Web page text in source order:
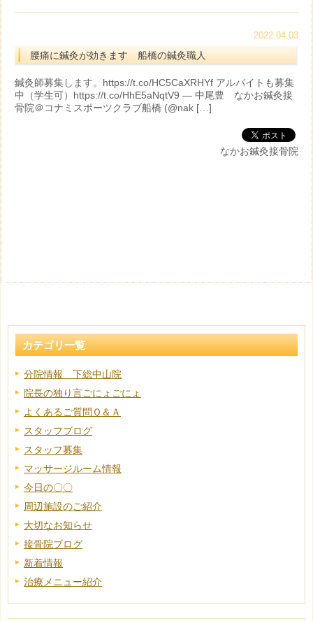
2022.04.03
腰痛に鍼灸が効きます 船橋の鍼灸職人
鍼灸師募集します。https://t.co/HC5CaXRHYf アルバイトも募集
中（学生可）https://t.co/HhE5aNqtV9 — 中尾豊 なかお鍼灸接
骨院＠コナミスポーツクラブ船橋 (@nak […]
なかお鍼灸接骨院
カテゴリ一覧
分院情報 下総中山院
院長の独り言ごにょごにょ
よくあるご質問Ｑ＆Ａ
スタッフブログ
スタッフ募集
マッサージルーム情報
今日の〇〇
周辺施設のご紹介
大切なお知らせ
接骨院ブログ
新着情報
治療メニュー紹介